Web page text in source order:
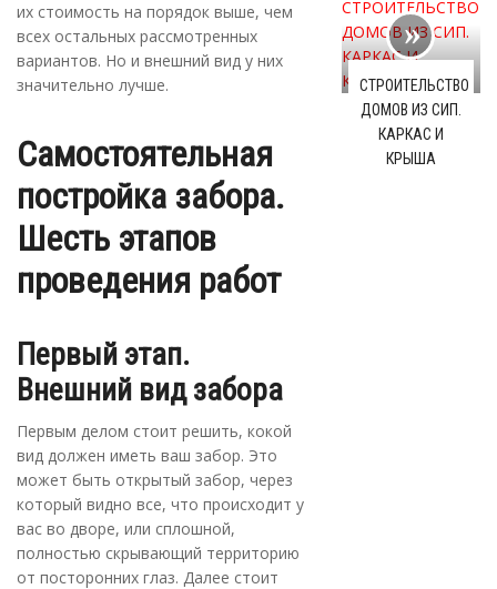
их стоимость на порядок выше, чем
всех остальных рассмотренных
вариантов. Но и внешний вид у них
значительно лучше.
Самостоятельная
постройка забора.
Шесть этапов
проведения работ
Первый этап.
Внешний вид забора
Первым делом стоит решить, кокой
вид должен иметь ваш забор. Это
может быть открытый забор, через
который видно все, что происходит у
вас во дворе, или сплошной,
полностью скрывающий территорию
от посторонних глаз. Далее стоит
СТРОИТЕЛЬСТВО
ДОМОВ ИЗ СИП.
КАРКАС И
КРЫША